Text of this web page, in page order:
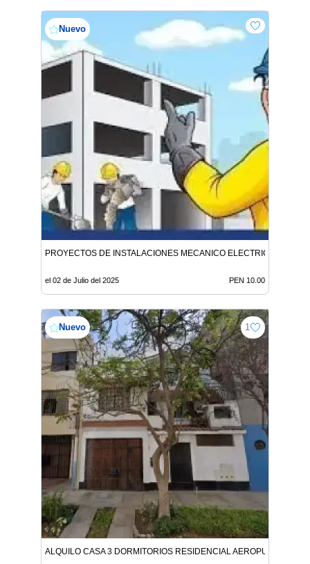
Nuevo
PROYECTOS DE INSTALACIONES MECANICO ELECTRICA
el 02 de Julio del 2025 PEN 10.00
Nuevo 1
ALQUILO CASA 3 DORMITORIOS RESIDENCIAL AEROPUERTO